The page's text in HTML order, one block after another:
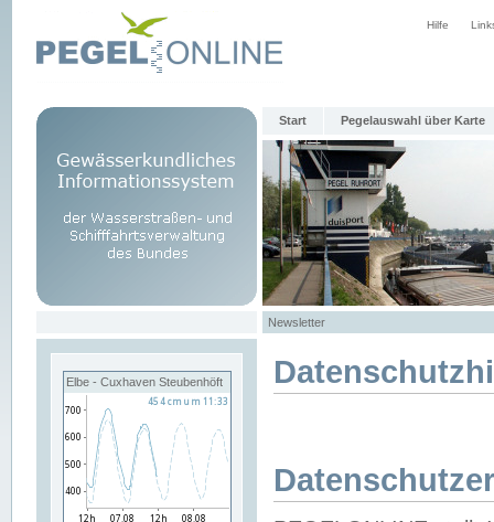
Hilfe
Start Pegelauswahl über Karte
Newsletter
Elbe - Cuxhaven Steubenhöft